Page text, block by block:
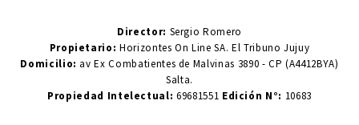
Director: Sergio Romero
Propietario:Horizontes On Line SA. El Tribuno Jujuy
Domicilio: av Ex Combatientes de Malvinas 3890 - CP (A4412BYA)
Salta.
Propiedad Intelectual: 69681551 Edición N°: 10683